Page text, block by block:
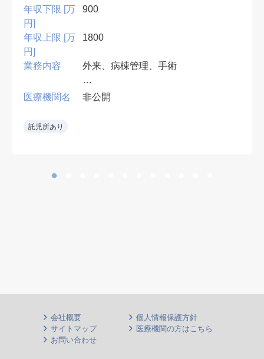
年収下限 [万
円]
900
年収上限 [万
円]
1800
業務内容 外来、病棟管理、手術
•専門医必須。外傷・人工関節を中
医療機関名 非公開
託児所あり
会社概要
個人情報保護方針
サイトマップ
医療機関の方はこちら
お問い合わせ